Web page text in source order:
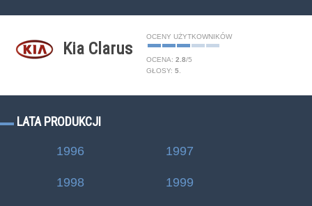
Kia Clarus
OCENY UŻYTKOWNIKÓW
OCENA: 2.8/5
GŁOSY: 5
LATA PRODUKCJI
1996 1997
1998 1999